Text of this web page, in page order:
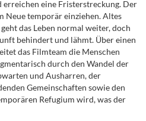
erreichen eine Fristerstreckung. Der
Neue temporär einziehen. Altes
das Leben normal weiter, doch
behindert und lähmt. Über einen
das Filmteam die Menschen
durch den Wandel der
und Ausharren, der
Gemeinschaften sowie den
Refugium wird, was der